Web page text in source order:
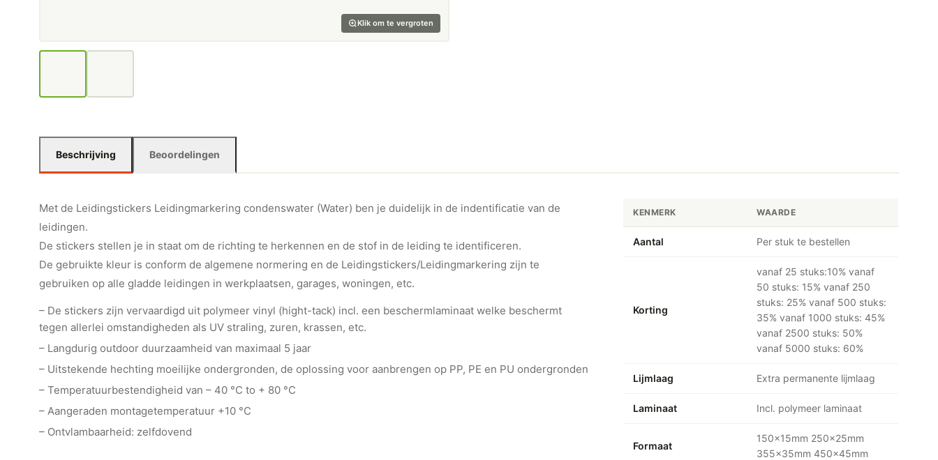
Klik om te vergroten
Beschrijving Beoordelingen
Met de Leidingstickers Leidingmarkering condenswater (Water) ben je duidelijk in de indentificatie van de
leidingen.
De stickers stellen je in staat om de richting te herkennen en de stof in de leiding te identificeren.
De gebruikte kleur is conform de algemene normering en de Leidingstickers/Leidingmarkering zijn te
gebruiken op alle gladde leidingen in werkplaatsen, garages, woningen, etc.
– De stickers zijn vervaardigd uit polymeer vinyl (hight-tack) incl. een beschermlaminaat welke beschermt
tegen allerlei omstandigheden als UV straling, zuren, krassen, etc.
– Langdurig outdoor duurzaamheid van maximaal 5 jaar
– Uitstekende hechting moeilijke ondergronden, de oplossing voor aanbrengen op PP, PE en PU ondergronden
– Temperatuurbestendigheid van – 40 °C to + 80 °C
– Aangeraden montagetemperatuur +10 °C
– Ontvlambaarheid: zelfdovend
KENMERK WAARDE
Aantal Per stuk te bestellen
Korting
vanaf 25 stuks:10% vanaf
50 stuks: 15% vanaf 250
stuks: 25% vanaf 500 stuks:
35% vanaf 1000 stuks: 45%
vanaf 2500 stuks: 50%
vanaf 5000 stuks: 60%
Lijmlaag Extra permanente lijmlaag
Laminaat Incl. polymeer laminaat
Formaat
150x15mm 250x25mm
355x35mm 450x45mm